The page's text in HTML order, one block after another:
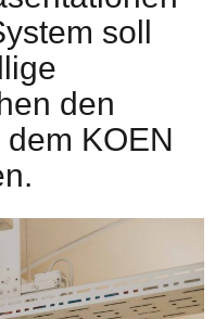
soll
den
KOEN